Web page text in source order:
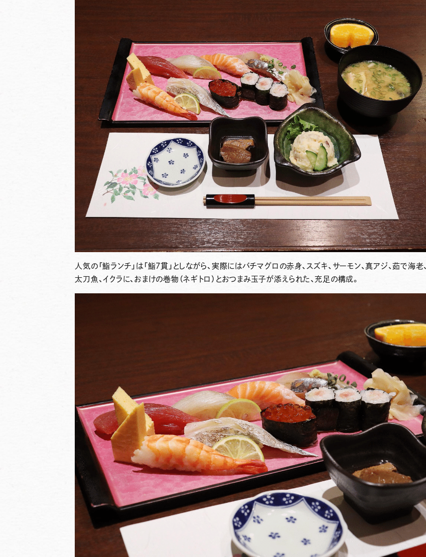
人気の「鮨ランチ」は「鮨7貫」としながら、実際にはバチマグロの赤身、スズキ、サーモン、真アジ、茹で海老、
太刀魚、イクラに、おまけの巻物（ネギトロ）とおつまみ玉子が添えられた、充足の構成。